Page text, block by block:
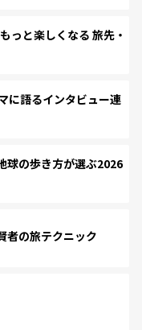
と楽しくなる 旅先・
に語るインタビュー連
球の歩き方が選ぶ2026
者の旅テクニック